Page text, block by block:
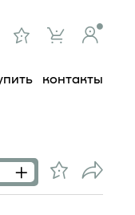
контакты